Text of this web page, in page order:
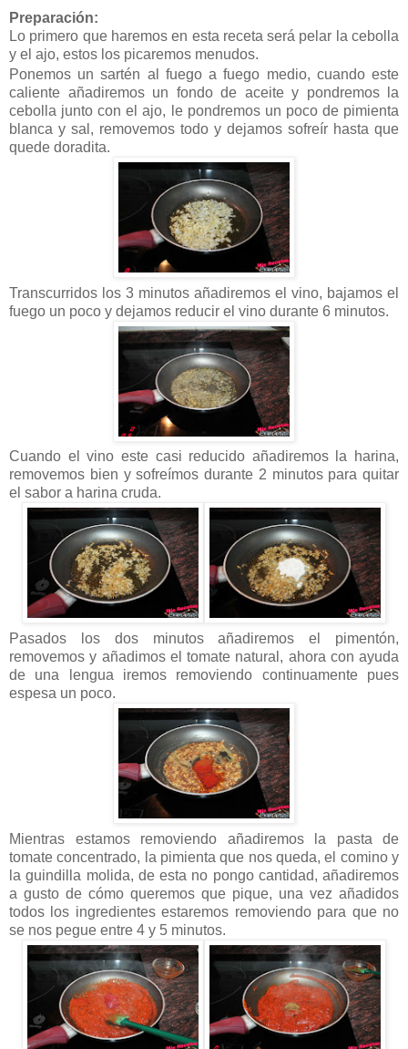
Preparación:
Lo primero que haremos en esta receta será pelar la cebolla
y el ajo, estos los picaremos menudos.
Ponemos un sartén al fuego a fuego medio, cuando este
caliente añadiremos un fondo de aceite y pondremos la
cebolla junto con el ajo, le pondremos un poco de pimienta
blanca y sal, removemos todo y dejamos sofreír hasta que
quede doradita.
Transcurridos los 3 minutos añadiremos el vino, bajamos el
fuego un poco y dejamos reducir el vino durante 6 minutos.
Cuando el vino este casi reducido añadiremos la harina,
removemos bien y sofreímos durante 2 minutos para quitar
el sabor a harina cruda.
Pasados los dos minutos añadiremos el pimentón,
removemos y añadimos el tomate natural, ahora con ayuda
de una lengua iremos removiendo continuamente pues
espesa un poco.
Mientras estamos removiendo añadiremos la pasta de
tomate concentrado, la pimienta que nos queda, el comino y
la guindilla molida, de esta no pongo cantidad, añadiremos
a gusto de cómo queremos que pique, una vez añadidos
todos los ingredientes estaremos removiendo para que no
se nos pegue entre 4 y 5 minutos.